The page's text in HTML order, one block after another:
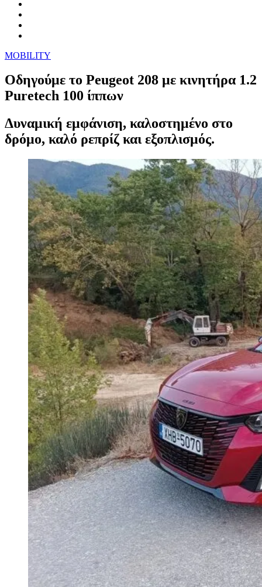
MOBILITY
Οδηγούμε το Peugeot 208 με κινητήρα 1.2
Puretech 100 ίππων
Δυναμική εμφάνιση, καλοστημένο στο
δρόμο, καλό ρεπρίζ και εξοπλισμός.